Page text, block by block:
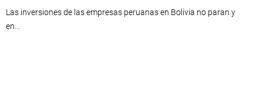
Las inversiones de las empresas peruanas en Bolivia no paran y
en...